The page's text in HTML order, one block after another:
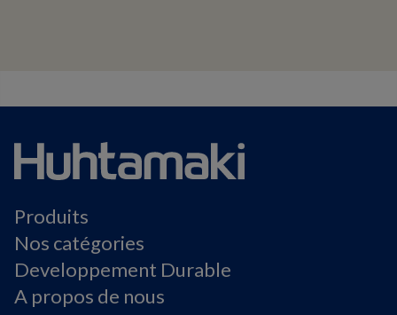
Produits
Nos catégories
Developpement Durable
A propos de nous